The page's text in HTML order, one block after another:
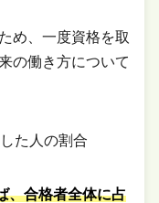
め、一度資格を取
の働き方について
た人の割合
、合格者全体に占